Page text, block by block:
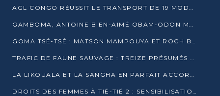
AGL CONGO RÉUSSIT LE TRANSPORT DE 19 MODULES HORS GABARIT ENTRE POINTE-NOIRE ET BRAZZAVILLE
GAMBOMA, ANTOINE BIEN-AIMÉ OBAM-ODON MOBILISE LES 32 148 ÉLECTEURS EN FAVEUR DE DENIS SASSOU NGUESSO
GOMA TSÉ-TSÉ : MATSON MAMPOUYA ET ROCH BREDIN BISSALA NKOUNKOU EN CAMPAGNE DE PROXIMITÉ
TRAFIC DE FAUNE SAUVAGE : TREIZE PRÉSUMÉS TRAFIQUANTS INTERPELLÉS AU CONGO EN 2025
LA LIKOUALA ET LA SANGHA EN PARFAIT ACCORD AVEC LE PROJET DE SOCIÉTÉ DU CANDIDAT DENIS SASSOU-N’GUESSO
DROITS DES FEMMES À TIÉ-TIÉ 2 : SENSIBILISATION ET PÉDAGOGIE SUR LE DROIT DE VOTE